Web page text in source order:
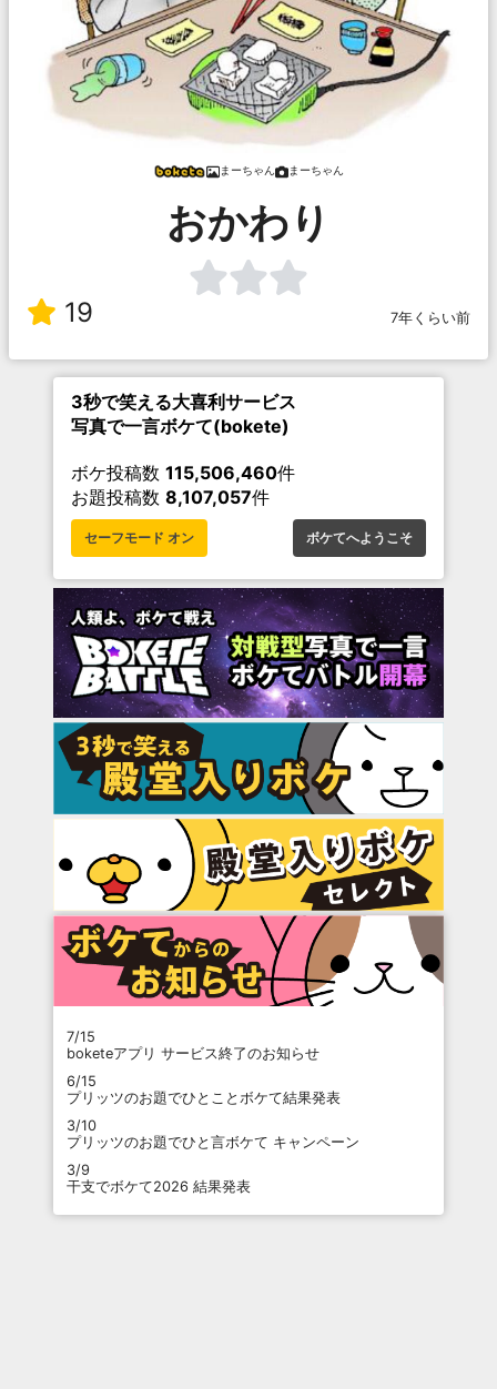
まーちゃん まーちゃん
おかわり
19 7年くらい前
3秒で笑える大喜利サービス
写真で一言ボケて(bokete)
ボケ投稿数 115,506,460件
お題投稿数 8,107,057件
セーフモード オン ボケてへようこそ
7/15
boketeアプリ サービス終了のお知らせ
6/15
プリッツのお題でひとことボケて結果発表
3/10
プリッツのお題でひと言ボケて キャンペーン
3/9
干支でボケて2026 結果発表